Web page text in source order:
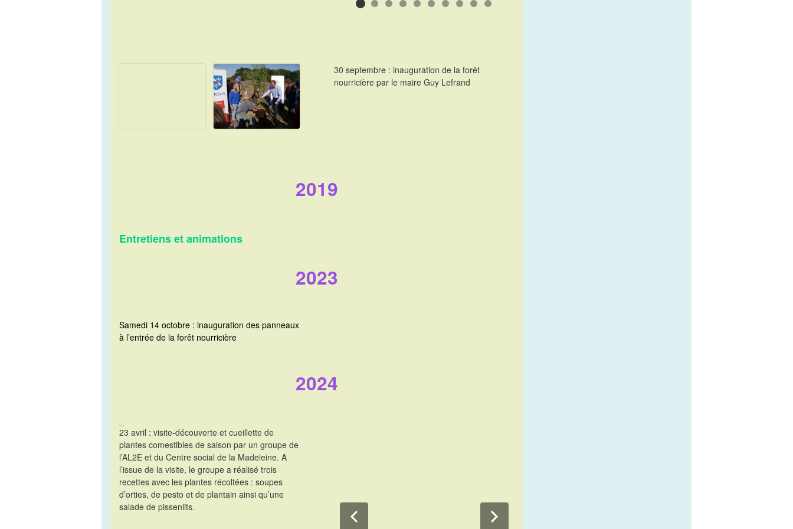
30 septembre : inauguration de la forêt
nourricière par le maire Guy Lefrand
2019
Entretienset animations
2023
Samedi 14 octobre : inauguration des panneaux
à l’entrée de la forêt nourricière
2024
23 avril : visite-découverte et cueillette de
plantes comestibles de saison par un groupe de
l’AL2E et du Centre social de la Madeleine. A
l’issue de la visite, le groupe a réalisé trois
recettes avec les plantes récoltées : soupes
d’orties, de pesto et de plantain ainsi qu’une
salade de pissenlits.